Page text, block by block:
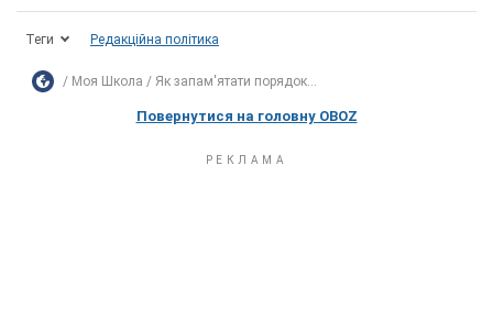
Теги Редакційна політика
Моя Школа Як запам'ятати порядок...
Повернутися на головну OBOZ